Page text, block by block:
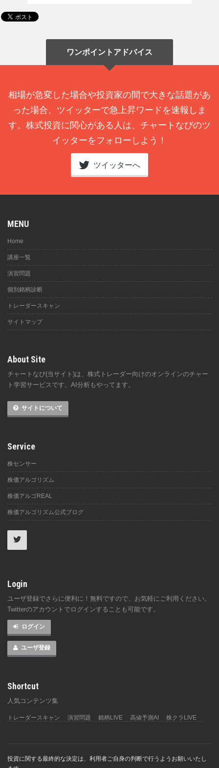
ワンポイントアドバイス
相場が急変した場合や投資家の間で大きな話題があ
った場合、ツイッターで急上昇ワードを速報しま
す。株式投資に関心がある人は、チャートなびのツ
イッターをフォローしよう！
ツイッターへ
MENU
Home
講座一覧
演習問題
個別銘柄診断
トレーダースキャン
サイトマップ
About Site
チャートなび(当サイト)は、株式トレーダー向けのオンラインのチャー
ト学習サービスです。AI分析もやってます。
サイトについて
Service
株センサー
株価アルゴリズム
株価アルゴREAL
株価アルゴリズム公式ブログ
Login
ユーザ登録でさらに便利に！無料ですので、お気軽にご利用ください。
Twitterのアカウントでログインすることも可能です。
ログイン
ユーザ登録
Shortcut
人気コンテンツ集
トレーダースキャン 演習問題 銘柄LIVE 高値予測AI 株クラLIVE
投資に関する最終的な決定は、利用者ご自身の判断で行うようお願いいたし